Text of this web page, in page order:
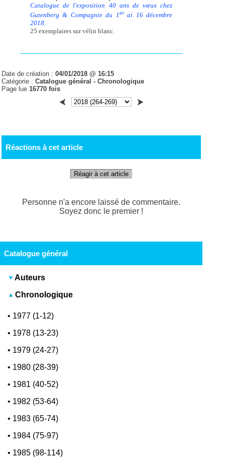
Catalogue de l'exposition 40 ans de vœux chez
Gutenberg & Compagnie du 1erai 16 décembre
2018.
25 exemplaires sur vélin blanc.
Date de création :04/01/2018 @ 16:15
Catégorie :Catalogue général -Chronologique
Page lue16770 fois
Réactions à cet article
Réagir à cet article
Personne n'a encore laissé de commentaire.
Soyez donc le premier !
Catalogue général
Auteurs
Chronologique
• 1977 (1-12)
• 1978 (13-23)
• 1979 (24-27)
• 1980 (28-39)
• 1981 (40-52)
• 1982 (53-64)
• 1983 (65-74)
• 1984 (75-97)
• 1985 (98-114)